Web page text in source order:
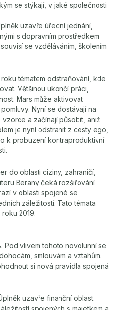
se stýkají, v jaké společnosti
uzavře úřední jednání,
s dopravním prostředkem
se vzděláváním, školením
tématem odstraňování, kde
Většinou ukončí práci,
Mars může aktivovat
Nyní se dostávají na
a začínají působit, aniž
je nyní odstranit z cesty ego,
k probuzení kontraproduktivní
do oblasti ciziny, zahraničí,
Berany čeká rozšiřování
v oblasti spojené se
záležitostí. Tato témata
2019.
Pod vlivem tohoto novolunní se
smlouvám a vztahům.
si nová pravidla spojená
uzavře finanční oblast.
spojených s majetkem a